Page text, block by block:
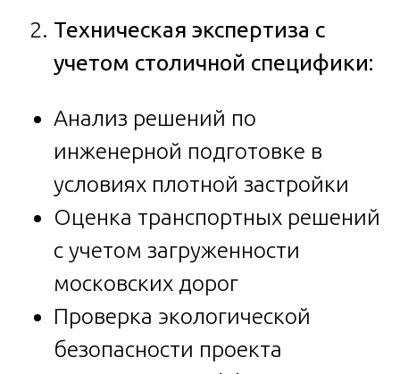
Техническая экспертиза с
учетом столичной специфики:
Анализ решений по
инженерной подготовке в
условиях плотной застройки
Оценка транспортных решений
с учетом загруженности
московских дорог
Проверка экологической
безопасности проекта